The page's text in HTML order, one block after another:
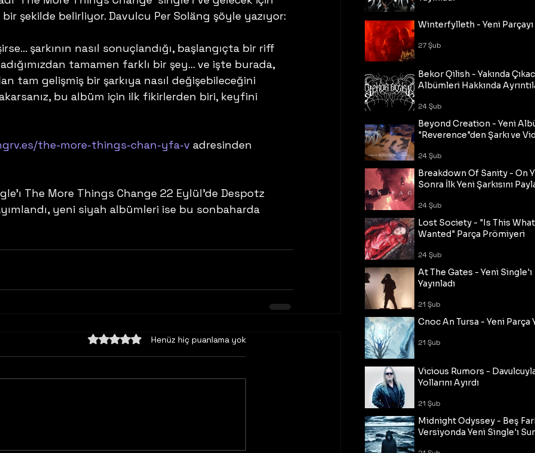
şekilde belirliyor. Davulcu Per Soläng şöyle yazıyor:
şarkının nasıl sonuçlandığı, başlangıçta bir riff
tamamen farklı bir şey… ve işte burada,
tam gelişmiş bir şarkıya nasıl değişebileceğini
bu albüm için ilk fikirlerden biri, keyfini
the-more-things-chan-yfa-v adresinden
The More Things Change 22 Eylül’de Despotz
yeni siyah albümleri ise bu sonbaharda
5 üzerinden 0 yıldızHenüz hiç puanlama yok
Winterfylleth - Yeni Parçayı
27 Şub
Bekor Qilish - Yakında
Albümleri Hakkında
24 Şub
Beyond Creation - Yeni
"Reverence"den Şarkı ve
24 Şub
Breakdown Of Sanity - On
Sonra İlk Yeni Şarkısını
24 Şub
Lost Society - "Is This
Wanted" Parça Prömiyeri
24 Şub
At The Gates - Yeni Single'ı
Yayınladı
21 Şub
Cnoc An Tursa - Yeni Parça
21 Şub
Vicious Rumors -
Yollarını Ayırdı
21 Şub
Midnight Odyssey - Beş
Versiyonda Yeni Single'ı